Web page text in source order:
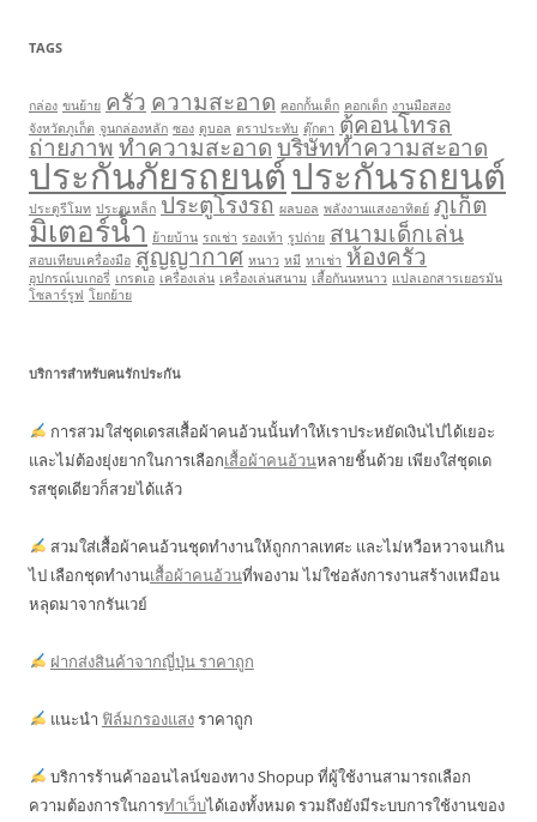
TAGS
กล่อง ขนย้าย ครัว ความสะอาด คอกกั้นเด็ก คอกเด็ก งานมือสอง
จังหวัดภูเก็ต จูนกล่องหลัก ซอง ดูบอล ตราประทับ ตุ๊กตา ตู้คอนโทรล
ถ่ายภาพทำความสะอาดบริษัททำความสะอาด
ประกันภัยรถยนต์ประกันรถยนต์
ประตูรีโมท ประตูเหล็ก ประตูโรงรถ ผลบอล พลังงานแสงอาทิตย์ ภูเก็ต
มิเตอร์น้ำ ย้ายบ้าน รถเช่า รองเท้า รูปถ่าย สนามเด็กเล่น
สอบเทียบเครื่องมือ สูญญากาศ หนาว หมี หาเช่า ห้องครัว
อุปกรณ์เบเกอรี่ เกรดเอ เครื่องเล่น เครื่องเล่นสนาม เสื้อกันนหนาว แปลเอกสารเยอรมัน
โซลาร์รูฟ โยกย้าย
บริการสำหรับคนรักประกัน
การสวมใส่ชุดเดรสเสื้อผ้าคนอ้วนนั้นทำให้เราประหยัดเงินไปได้เยอะ
และไม่ต้องยุ่งยากในการเลือกเสื้อผ้าคนอ้วนหลายชิ้นด้วย เพียงใส่ชุดเด
รสชุดเดียวก็สวยได้แล้ว
สวมใส่เสื้อผ้าคนอ้วนชุดทำงานให้ถูกกาลเทศะ และไม่หวือหวาจนเกิน
ไป เลือกชุดทำงานเสื้อผ้าคนอ้วนที่พองาม ไม่ใช่อลังการงานสร้างเหมือน
หลุดมาจากรันเวย์
ฝากส่งสินค้าจากญี่ปุ่น ราคาถูก
แนะนำ ฟิล์มกรองแสงราคาถูก
บริการร้านค้าออนไลน์ของทาง Shopup ที่ผู้ใช้งานสามารถเลือก
ความต้องการในการทำเว็บได้เองทั้งหมด รวมถึงยังมีระบบการใช้งานของ